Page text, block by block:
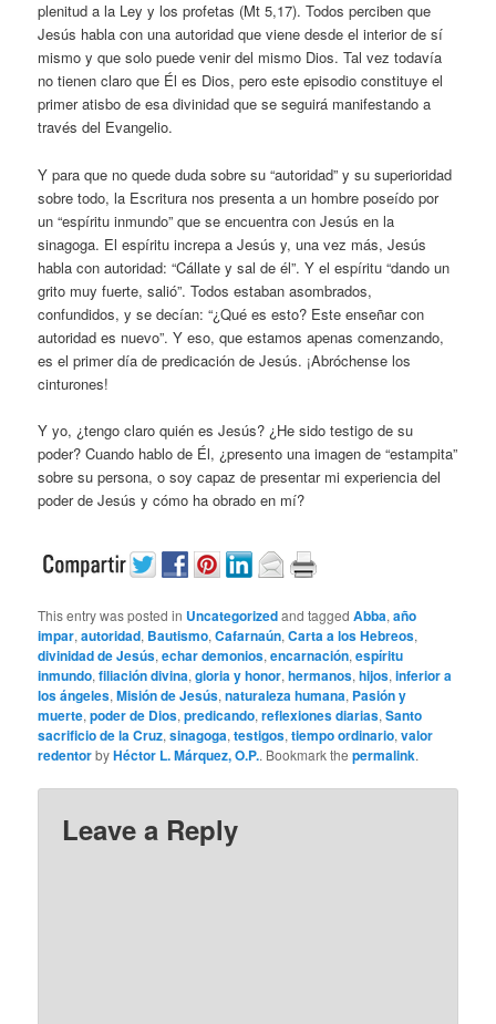
plenitud a la Ley y los profetas (Mt 5,17). Todos perciben que
Jesús habla con una autoridad que viene desde el interior de sí
mismo y que solo puede venir del mismo Dios. Tal vez todavía
no tienen claro que Él es Dios, pero este episodio constituye el
primer atisbo de esa divinidad que se seguirá manifestando a
través del Evangelio.
Y para que no quede duda sobre su “autoridad” y su superioridad
sobre todo, la Escritura nos presenta a un hombre poseído por
un “espíritu inmundo” que se encuentra con Jesús en la
sinagoga. El espíritu increpa a Jesús y, una vez más, Jesús
habla con autoridad: “Cállate y sal de él”. Y el espíritu “dando un
grito muy fuerte, salió”. Todos estaban asombrados,
confundidos, y se decían: “¿Qué es esto? Este enseñar con
autoridad es nuevo”. Y eso, que estamos apenas comenzando,
es el primer día de predicación de Jesús. ¡Abróchense los
cinturones!
Y yo, ¿tengo claro quién es Jesús? ¿He sido testigo de su
poder? Cuando hablo de Él, ¿presento una imagen de “estampita”
sobre su persona, o soy capaz de presentar mi experiencia del
poder de Jesús y cómo ha obrado en mí?
This entry was posted in Uncategorizedand taggedAbba,año
impar,autoridad, Bautismo,Cafarnaún,Carta a los Hebreos,
divinidad de Jesús,echar demonios,encarnación,espíritu
inmundo,filiación divina,gloria y honor,hermanos,hijos,inferior a
los ángeles,Misión de Jesús,naturaleza humana, Pasión y
muerte,poder de Dios,predicando,reflexiones diarias,Santo
sacrificio de la Cruz,sinagoga,testigos,tiempo ordinario,valor
redentorbyHéctor L. Márquez, O.P.. Bookmark thepermalink.
Leave a Reply